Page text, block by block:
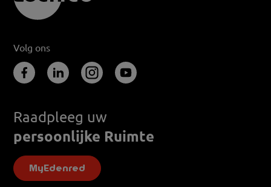
Volg ons
Raadpleeg uw
persoonlijke Ruimte
MyEdenred